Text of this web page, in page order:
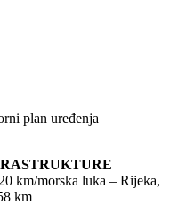
plan uređenja
km/morska luka – Rijeka,
km